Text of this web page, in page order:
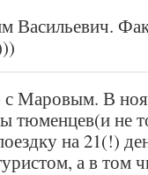
Васильевич.
с Маровым. В
тюменцев(и не
на 21(!)
а в том